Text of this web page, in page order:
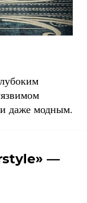
даже модным.
—